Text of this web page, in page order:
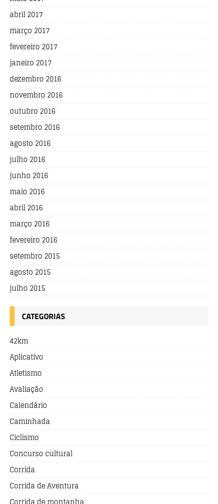
abril 2017
março 2017
fevereiro 2017
janeiro 2017
dezembro 2016
novembro 2016
outubro 2016
setembro 2016
agosto 2016
julho 2016
junho 2016
maio 2016
abril 2016
março 2016
fevereiro 2016
setembro 2015
agosto 2015
julho 2015
CATEGORIAS
42km
Aplicativo
Atletismo
Avaliação
Calendário
Caminhada
Ciclismo
Concurso cultural
Corrida
Corrida de Aventura